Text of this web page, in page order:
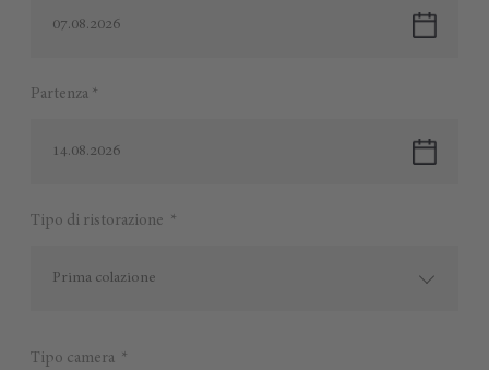
07.08.2026
Partenza *
14.08.2026
Tipo di ristorazione *
Prima colazione
Tipo camera *